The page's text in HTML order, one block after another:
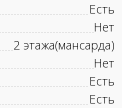
Есть
Нет
2 этажа(мансарда)
Нет
Есть
Есть